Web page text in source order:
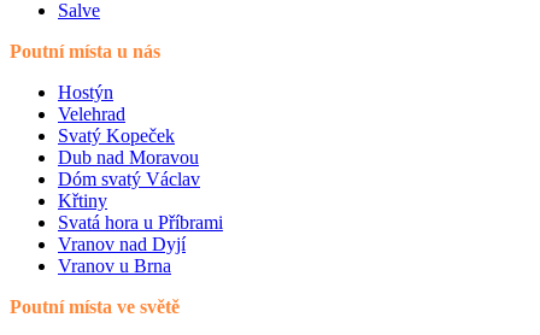
Salve
Poutní místa u nás
Hostýn
Velehrad
Svatý Kopeček
Dub nad Moravou
Dóm svatý Václav
Křtiny
Svatá hora u Příbrami
Vranov nad Dyjí
Vranov u Brna
Poutní místa ve světě